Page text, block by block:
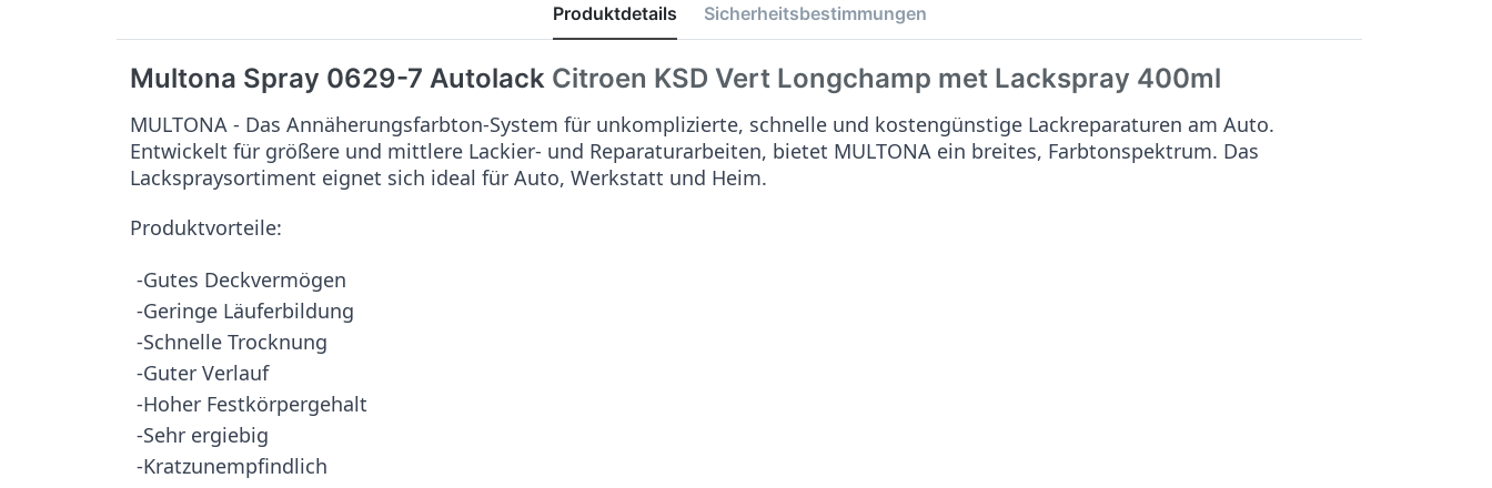
Produktdetails Sicherheitsbestimmungen
Multona Spray 0629-7 Autolack Citroen KSD Vert Longchamp met Lackspray 400ml
MULTONA - Das Annäherungsfarbton-System für unkomplizierte, schnelle und kostengünstige Lackreparaturen am Auto.
Entwickelt für größere und mittlere Lackier- und Reparaturarbeiten, bietet MULTONA ein breites, Farbtonspektrum. Das
Lackspraysortiment eignet sich ideal für Auto, Werkstatt und Heim.
Produktvorteile:
-Gutes Deckvermögen
-Geringe Läuferbildung
-Schnelle Trocknung
-Guter Verlauf
-Hoher Festkörpergehalt
-Sehr ergiebig
-Kratzunempfindlich